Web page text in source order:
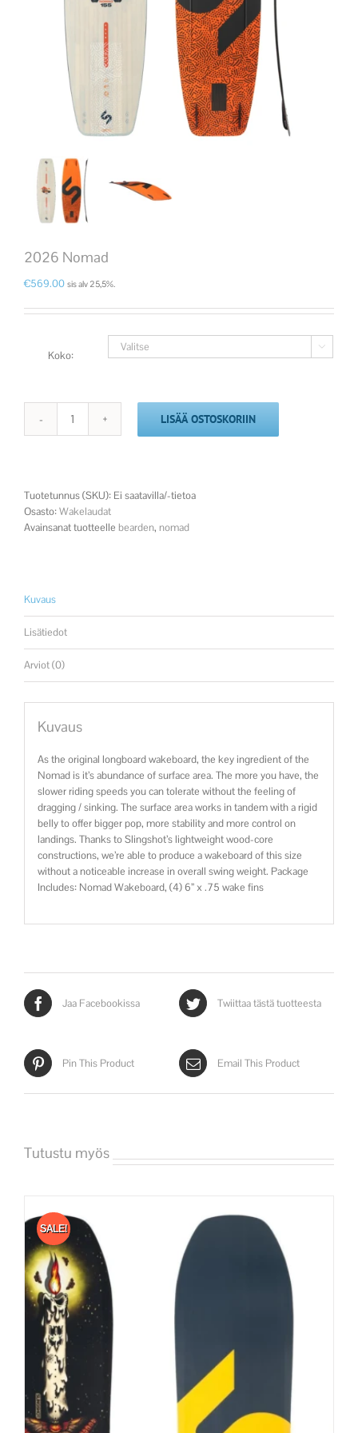
2026 Nomad
€569.00 sis alv 25,5%.
Koko:

2026
LISÄÄ OSTOSKORIIN
Tuotetunnus (SKU): Ei saatavilla/-tietoa
Osasto:Wakelaudat
Avainsanat tuotteelle bearden, nomad
Kuvaus
Lisätiedot
Arviot (0)
Kuvaus
As the original longboard wakeboard, the key ingredient of the
Nomad is it’s abundance of surface area. The more you have, the
slower riding speeds you can tolerate without the feeling of
dragging / sinking. The surface area works in tandem with a rigid
belly to offer bigger pop, more stability and more control on
landings. Thanks to Slingshot’s lightweight wood-core
constructions, we’re able to produce a wakeboard of this size
without a noticeable increase in overall swing weight. Package
Includes: Nomad Wakeboard, (4) 6” x .75 wake fins
Jaa Facebookissa Twiittaa tästä tuotteesta
Pin This Product Email This Product
Tutustu myös
SALE!